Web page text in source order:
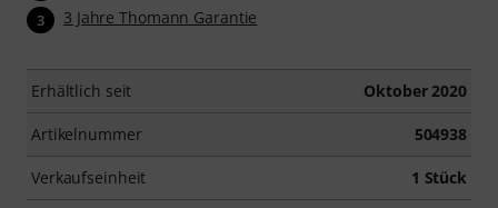
3 3 Jahre Thomann Garantie
Erhältlich seit Oktober 2020
Artikelnummer 504938
Verkaufseinheit 1 Stück